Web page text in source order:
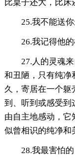
比桌子还大，比
25.我不能送你
26.我记得他
27.人的灵魂
和丑陋，只有纯净
久，寄居在一个躯
到、听到或感受到
由自主地感动，它
似曾相识的纯净和
28.我最害怕